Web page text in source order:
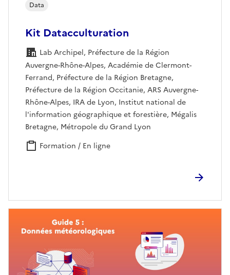
Data
Kit Datacculturation
Lab Archipel, Préfecture de la Région
Auvergne-Rhône-Alpes, Académie de Clermont-
Ferrand, Préfecture de la Région Bretagne,
Préfecture de la Région Occitanie, ARS Auvergne-
Rhône-Alpes, IRA de Lyon, Institut national de
l'information géographique et forestière, Mégalis
Bretagne, Métropole du Grand Lyon
Formation / En ligne